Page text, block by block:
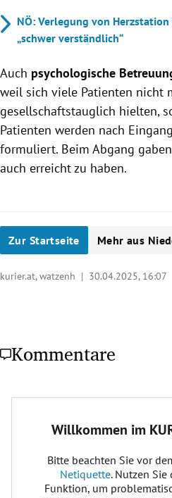
NÖ: Verlegung von
„schwer verständlich“
Auch psychologische
weil sich viele Patienten nicht
gesellschaftstauglich hielten,
Patienten werden nach
formuliert. Beim Abgang gaben
auch erreicht zu haben.
Zur Startseite Mehr aus
kurier.at, watzenh | 30.04.2025, 16:07
Kommentare